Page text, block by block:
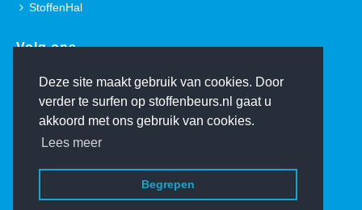
Deze site maakt gebruik van cookies. Door
verder te surfen op stoffenbeurs.nl gaat u
akkoord met ons gebruik van cookies.
Lees meer
Begrepen
StoffenHal
Volg ons.
© Copyright 2000-2026 De Stoffenbeurs - Ontwerp: